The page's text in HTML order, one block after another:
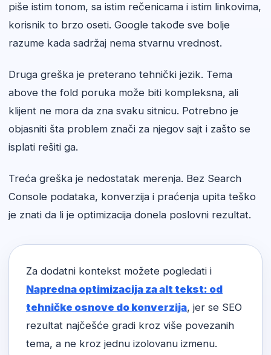
piše istim tonom, sa istim rečenicama i istim linkovima,
korisnik to brzo oseti. Google takođe sve bolje
razume kada sadržaj nema stvarnu vrednost.
Druga greška je preterano tehnički jezik. Tema
above the fold poruka može biti kompleksna, ali
klijent ne mora da zna svaku sitnicu. Potrebno je
objasniti šta problem znači za njegov sajt i zašto se
isplati rešiti ga.
Treća greška je nedostatak merenja. Bez Search
Console podataka, konverzija i praćenja upita teško
je znati da li je optimizacija donela poslovni rezultat.
Za dodatni kontekst možete pogledati i
Napredna optimizacija za alt tekst: od
tehničke osnove do konverzija, jer se SEO
rezultat najčešće gradi kroz više povezanih
tema, a ne kroz jednu izolovanu izmenu.